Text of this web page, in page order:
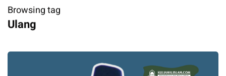
Browsing tag
Ulang